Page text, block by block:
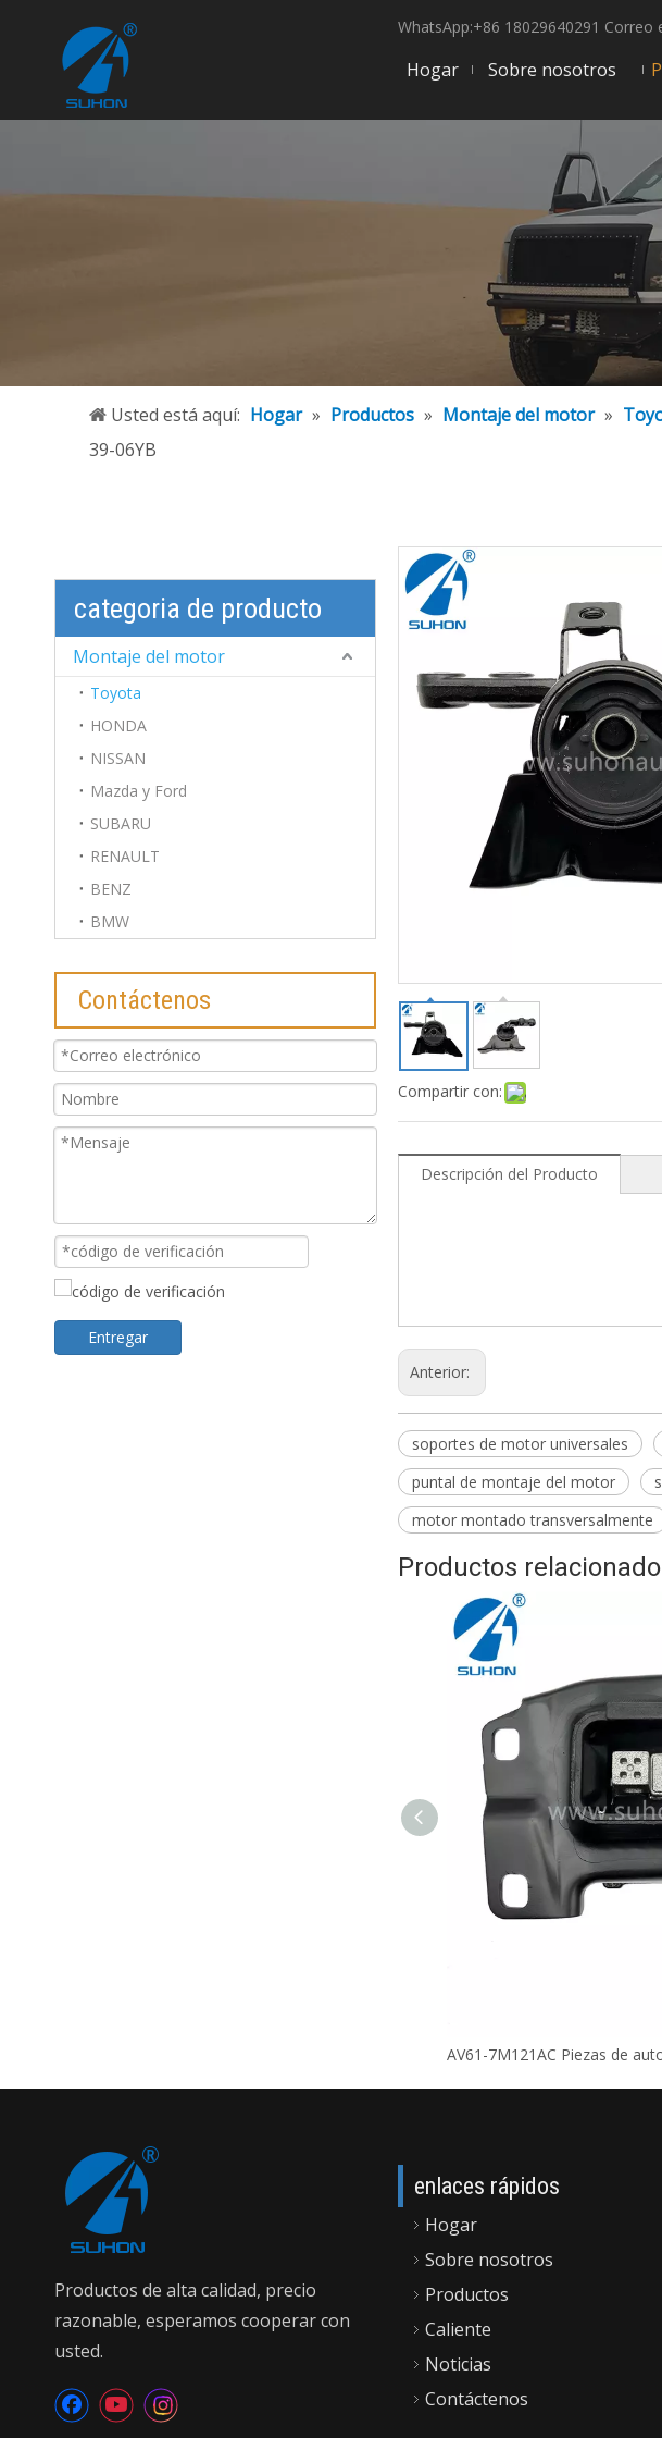
WhatsApp:+86 18029640291 Correo
Hogar Sobre nosotros
Usted está aquí: Hogar » Productos » Montaje del motor »
39-06YB
categoria de producto
Montaje del motor
Toyota
HONDA
NISSAN
Mazda y Ford
SUBARU
RENAULT
BENZ
BMW
Contáctenos
Entregar
Compartir con:
Descripción del Producto
Anterior:
soportes de motor universales
puntal de montaje del motor
motor montado transversalmente
Productos
Productos de alta calidad, precio
razonable, esperamos cooperar con
usted.
enlaces rápidos
Hogar
Sobre nosotros
Productos
Caliente
Noticias
Contáctenos